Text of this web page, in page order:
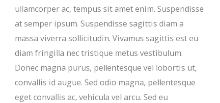
ullamcorper ac, tempus sit amet enim. Suspendisse
at semper ipsum. Suspendisse sagittis diam a
massa viverra sollicitudin. Vivamus sagittis est eu
diam fringilla nec tristique metus vestibulum.
Donec magna purus, pellentesque vel lobortis ut,
convallis id augue. Sed odio magna, pellentesque
eget convallis ac, vehicula vel arcu. Sed eu